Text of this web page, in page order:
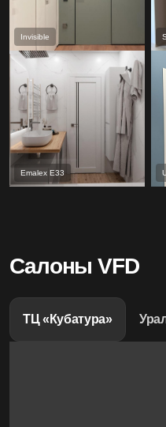
Invisible
Emalex Е33
Салоны VFD
ТЦ «Кубатура»